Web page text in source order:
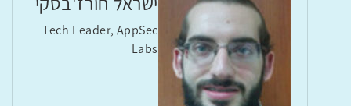
Tech Leader, AppSec
Labs